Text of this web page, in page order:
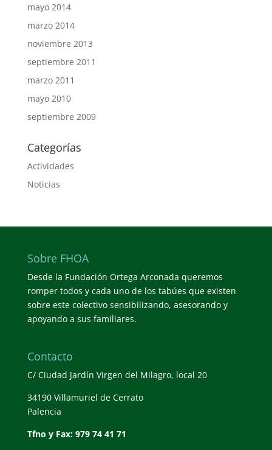
mayo 2014
marzo 2014
noviembre 2013
septiembre 2011
marzo 2011
mayo 2010
septiembre 2009
Categorías
Actividades
Noticias
Sobre FHOA
Desde la Fundación Ortega Arconada queremos
romper todos y cada uno de los tabúes que existen
sobre este colectivo sensibilizando, asesorando y
apoyando a sus familiares.
Contacto
C/ Ciudad Jardín Virgen del Milagro, local 20
34190 Villamuriel de Cerrato
Palencia
Tfno y Fax: 979 74 41 71